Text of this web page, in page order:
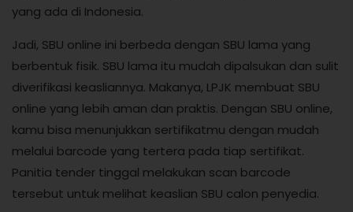
yang ada di Indonesia.
Jadi, SBU online ini berbeda dengan SBU lama yang
berbentuk fisik. SBU lama itu mudah dipalsukan dan sulit
diverifikasi keasliannya. Makanya, LPJK membuat SBU
online yang lebih aman dan praktis. Dengan SBU online,
kamu bisa menunjukkan sertifikatmu dengan mudah
melalui barcode yang tertera pada tiap sertifikat.
Panitia tender tinggal melakukan scan barcode
tersebut untuk melihat keaslian SBU calon penyedia.